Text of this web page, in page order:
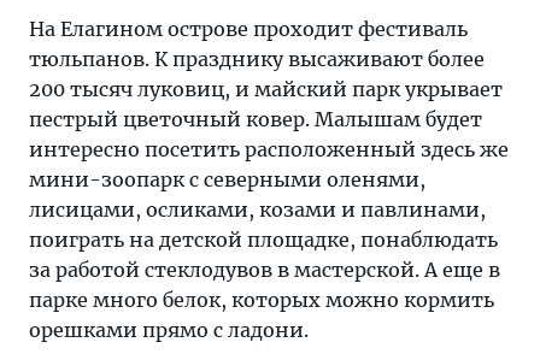
На Елагином острове проходит фестиваль
тюльпанов. К празднику высаживают более
200 тысяч луковиц, и майский парк укрывает
пестрый цветочный ковер. Малышам будет
интересно посетить расположенный здесь же
мини-зоопарк с северными оленями,
лисицами, осликами, козами и павлинами,
поиграть на детской площадке, понаблюдать
за работой стеклодувов в мастерской. А еще в
парке много белок, которых можно кормить
орешками прямо с ладони.